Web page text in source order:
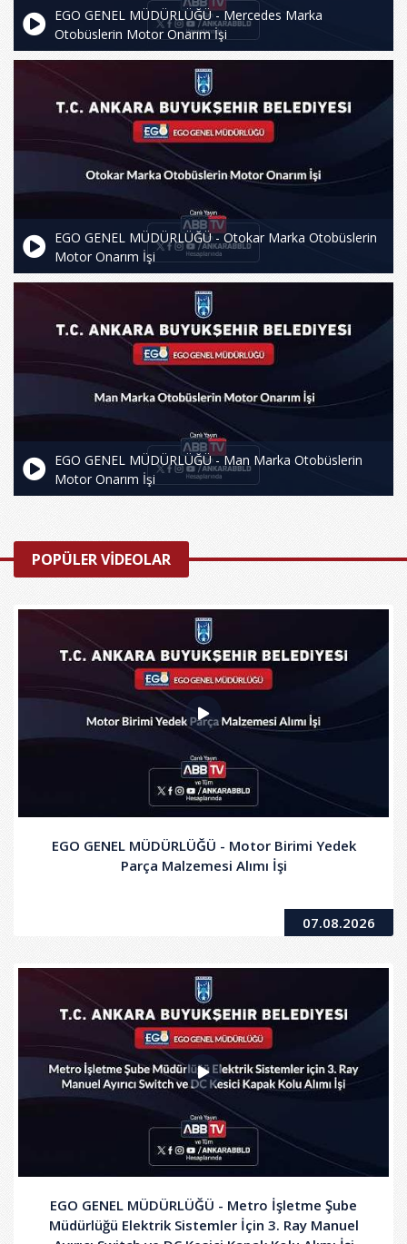
EGO GENEL MÜDÜRLÜĞÜ - Mercedes Marka
Otobüslerin Motor Onarım İşi
EGO GENEL MÜDÜRLÜĞÜ - Otokar Marka Otobüslerin
Motor Onarım İşi
EGO GENEL MÜDÜRLÜĞÜ - Man Marka Otobüslerin
Motor Onarım İşi
POPÜLER VİDEOLAR
EGO GENEL MÜDÜRLÜĞÜ - Motor Birimi Yedek
Parça Malzemesi Alımı İşi
07.08.2026
EGO GENEL MÜDÜRLÜĞÜ - Metro İşletme Şube
Müdürlüğü Elektrik Sistemler İçin 3. Ray Manuel